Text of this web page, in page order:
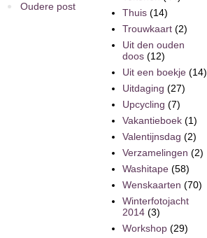
Oudere post
Thuis (14)
Trouwkaart (2)
Uit den ouden
doos (12)
Uit een boekje (14)
Uitdaging (27)
Upcycling (7)
Vakantieboek (1)
Valentijnsdag (2)
Verzamelingen (2)
Washitape (58)
Wenskaarten (70)
Winterfotojacht
2014 (3)
Workshop (29)